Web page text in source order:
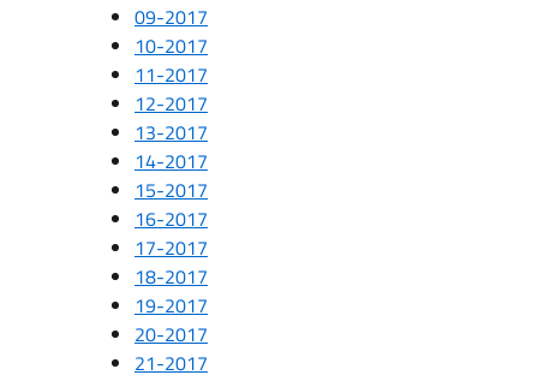
09-2017
10-2017
11-2017
12-2017
13-2017
14-2017
15-2017
16-2017
17-2017
18-2017
19-2017
20-2017
21-2017